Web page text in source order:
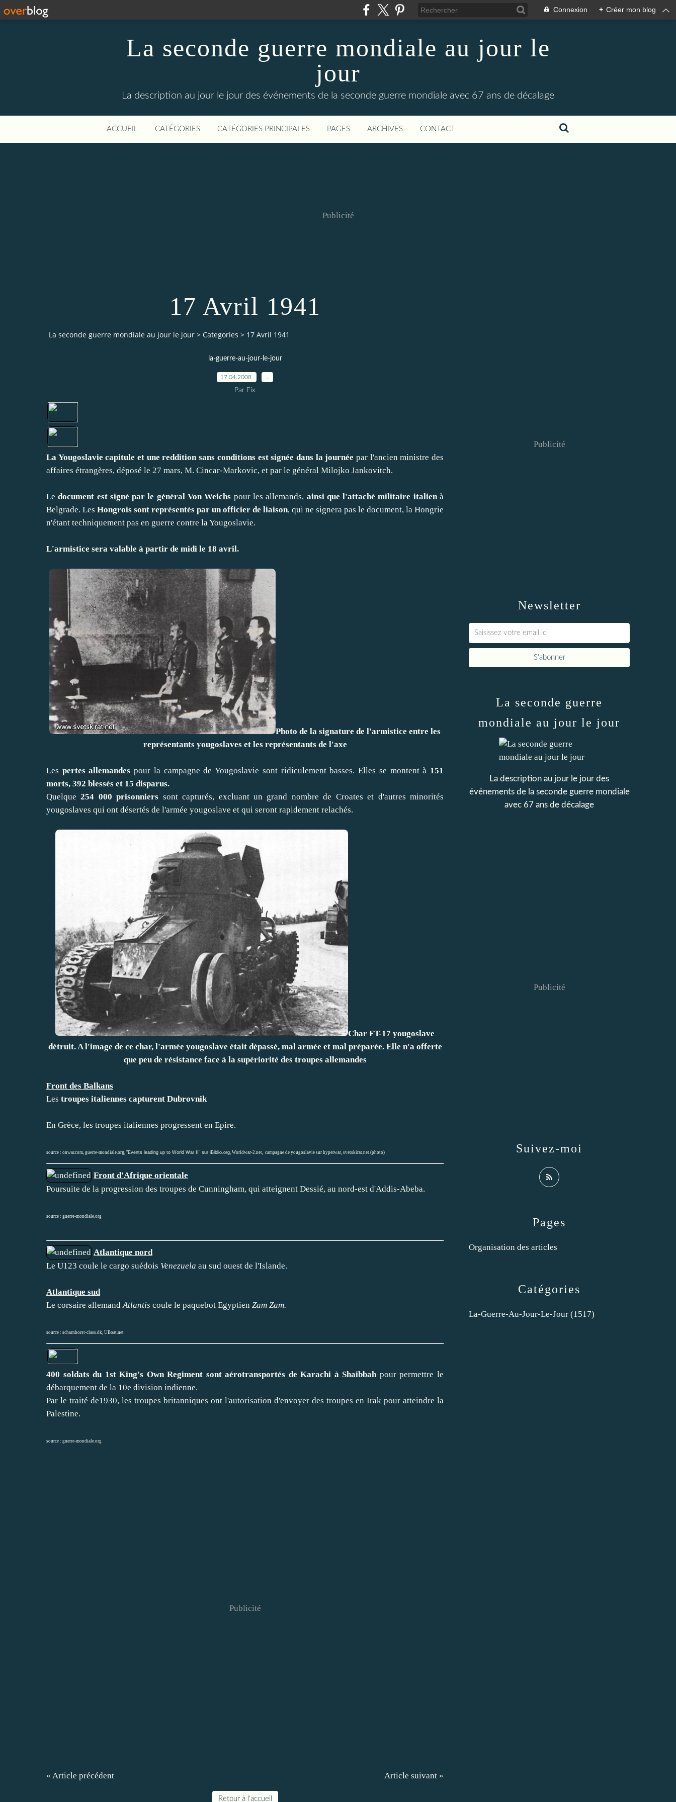
Connexion + Créer mon blog
La seconde guerre mondiale au jour le
jour
La description au jour le jour des événements de la seconde guerre mondiale avec 67 ans de décalage
ACCUEIL CATÉGORIES CATÉGORIES PRINCIPALES PAGES ARCHIVES CONTACT
Publicité
17 Avril 1941
La seconde guerre mondiale au jour le jour > Categories > 17 Avril 1941
la-guerre-au-jour-le-jour
17.04.2008
Par Fix
La Yougoslavie capitule et une reddition sans conditions est signée dans la journée par l'ancien ministre des
affaires étrangères, déposé le 27 mars, M. Cincar-Markovic, et par le général Milojko Jankovitch.
Ledocument est signé par le général Von Weichs pour les allemands, ainsi que l'attaché militaire italienà
Belgrade. Les Hongrois sont représentés par un officier de liaison, qui ne signera pas le document, la Hongrie
n'étant techniquement pas en guerre contre la Yougoslavie.
L'armistice sera valable à partir de midi le 18 avril.
Photo de la signature de l'armistice entre les
représentants yougoslaves et les représentants de l'axe
Les pertes allemandes pour la campagne de Yougoslavie sont ridiculement basses. Elles se montent à 151
morts, 392 blessés et 15 disparus.
Quelque254 000 prisonniers sont capturés, excluant un grand nombre de Croates et d'autres minorités
yougoslaves qui ont désertés de l'armée yougoslave et qui seront rapidement relachés.
Char FT-17 yougoslave
détruit. A l'image de ce char, l'armée yougoslave était dépassé, mal armée et mal préparée. Elle n'a offerte
que peu de résistance face à la supériorité des troupes allemandes
Front des Balkans
Les troupes italiennes capturent Dubrovnik
En Grèce, les troupes italiennes progressent en Epire.
source : onwar.com guerre-mondiale.org "Events leading up to World War II" sur iBiblio.org Worldwar-2.net campagne de yougoslavie sur hyperwar svetskirat.net (photo)
Front d'Afrique orientale
Poursuite de la progression des troupes de Cunningham, qui atteignent Dessié, au nord-est d'Addis-Abeba.
source : guerre-mondiale.org
Atlantique nord
Le U123 coule le cargo suédois Venezuela au sud ouest de l'Islande.
Atlantique sud
Le corsaire allemand Atlantis coule le paquebot Egyptien Zam Zam.
source : scharnhorst-class.dk UBoat.net
400 soldats du 1st King's Own Regiment sont aérotransportés de Karachi à Shaibbah pour permettre le
débarquement de la 10e division indienne.
Par le traité de1930, les troupes britanniques ont l'autorisation d'envoyer des troupes en Irak pour atteindre la
Palestine.
source : guerre-mondiale.org
Publicité
« Article précédent Article suivant »
Retour à l'accueil
Newsletter
Publicité
Catégories
La-Guerre-Au-Jour-Le-Jour (1517)
Pages
Organisation des articles
La seconde guerre
mondiale au jour le jour
La description au jour le jour des
événements de la seconde guerre mondiale
avec 67 ans de décalage
Suivez-moi
Publicité